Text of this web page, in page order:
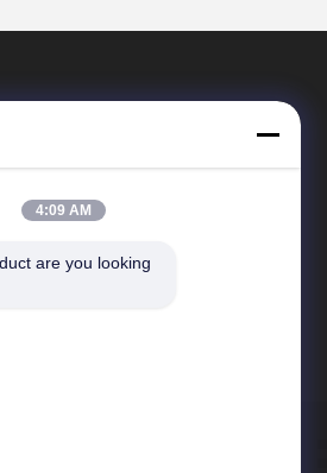
Rapides
4:09 AM
are you looking